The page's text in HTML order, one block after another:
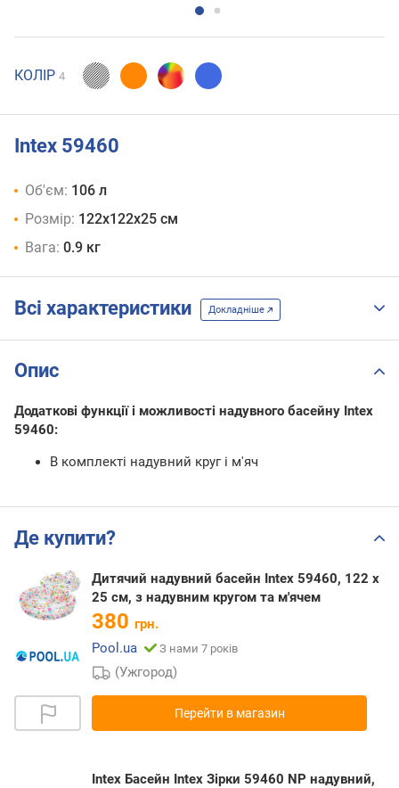
КОЛІР 4
Intex 59460
Об'єм: 106 л
Розмір: 122х122х25 см
Вага: 0.9 кг
Всі характеристики Докладніше
Опис
Додаткові функції і можливості надувного басейну Intex
59460:
В комплекті надувний круг і м'яч
Де купити?
Дитячий надувний басейн Intex 59460, 122 х
25 см, з надувним кругом та м'ячем
380 грн.
Pool.ua
З нами 7 років
(Ужгород)
Перейти в магазин
Intex Басейн Intex Зірки 59460 NP надувний,